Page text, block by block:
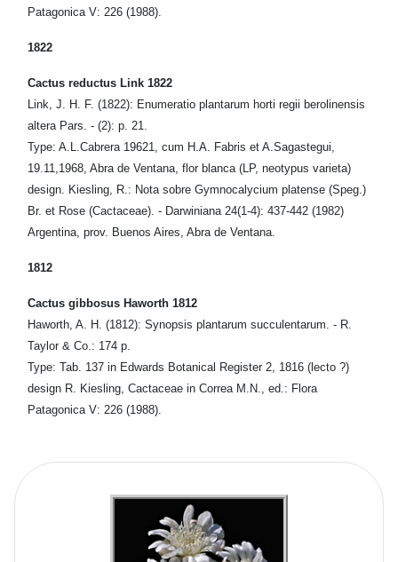
Patagonica V: 226 (1988).
1822
Cactus reductus Link 1822
Link, J. H. F. (1822): Enumeratio plantarum horti regii berolinensis
altera Pars. - (2): p. 21.
Type: A.L.Cabrera 19621, cum H.A. Fabris et A.Sagastegui,
19.11,1968, Abra de Ventana, flor blanca (LP, neotypus varieta)
design. Kiesling, R.: Nota sobre Gymnocalycium platense (Speg.)
Br. et Rose (Cactaceae). - Darwiniana 24(1-4): 437-442 (1982)
Argentina, prov. Buenos Aires, Abra de Ventana.
1812
Cactus gibbosus Haworth 1812
Haworth, A. H. (1812): Synopsis plantarum succulentarum. - R.
Taylor & Co.: 174 p.
Type: Tab. 137 in Edwards Botanical Register 2, 1816 (lecto ?)
design R. Kiesling, Cactaceae in Correa M.N., ed.: Flora
Patagonica V: 226 (1988).